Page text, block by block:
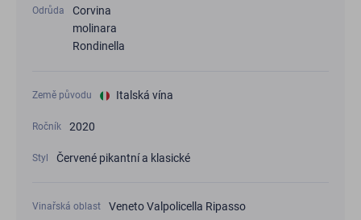
Odrůda
Corvina
molinara
Rondinella
Země původu Italská vína
Ročník 2020
Styl Červené pikantní a klasické
Vinařská oblast Veneto Valpolicella Ripasso